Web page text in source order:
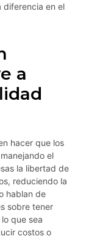
diferencia en el
a
hacer que los
el
la libertad de
reduciendo la
hablan de
sobre tener
que sea
costos o